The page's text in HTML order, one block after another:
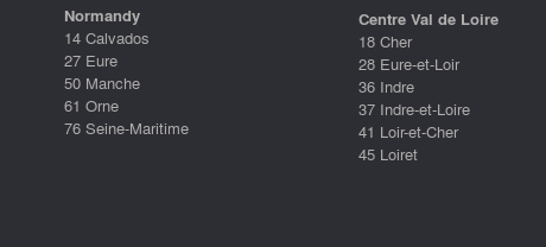
Normandy
14 Calvados
27 Eure
50 Manche
61 Orne
76 Seine-Maritime
Centre Val de Loire
18 Cher
28 Eure-et-Loir
36 Indre
37 Indre-et-Loire
41 Loir-et-Cher
45 Loiret